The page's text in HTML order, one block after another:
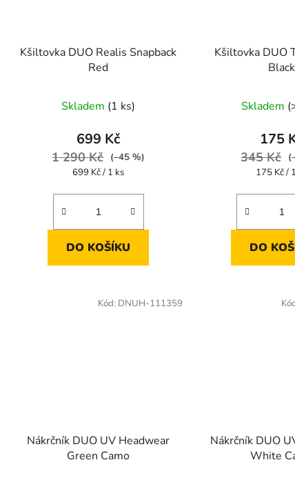
Kšiltovka DUO Realis Snapback
Red
Skladem (1 ks)
699 Kč
1 290 Kč (–45 %)
Měrná
699 Kč / 1 ks
DO KOŠÍKU
Kšiltovka DUO
Black
Skladem
175
345 Kč
Měrná
175 Kč /
DO
Nákrčník DUO UV Headwear
Green Camo
Kód: DNUH-111359
Nákrčník DUO
White